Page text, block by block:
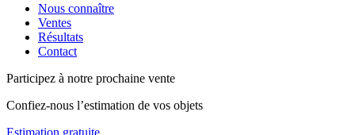
Nous connaître
Ventes
Résultats
Contact
Participez à notre prochaine vente
Confiez-nous l’estimation de vos objets
Estimation gratuite